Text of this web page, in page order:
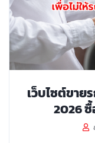
เว็บไซต์ขา
2026